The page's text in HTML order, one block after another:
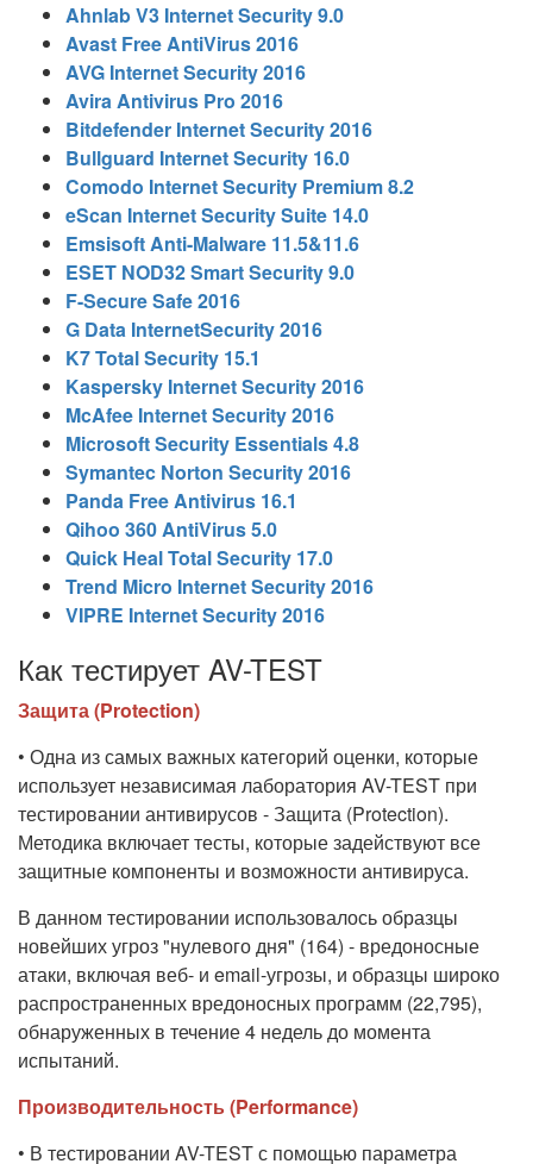
Ahnlab V3 Internet Security 9.0
Avast Free AntiVirus 2016
AVG Internet Security 2016
Avira Antivirus Pro 2016
Bitdefender Internet Security 2016
Bullguard Internet Security 16.0
Comodo Internet Security Premium 8.2
eScan Internet Security Suite 14.0
Emsisoft Anti-Malware 11.5&11.6
ESET NOD32 Smart Security 9.0
F-Secure Safe 2016
G Data InternetSecurity 2016
K7 Total Security 15.1
Kaspersky Internet Security 2016
McAfee Internet Security 2016
Microsoft Security Essentials 4.8
Symantec Norton Security 2016
Panda Free Antivirus 16.1
Qihoo 360 AntiVirus 5.0
Quick Heal Total Security 17.0
Trend Micro Internet Security 2016
VIPRE Internet Security 2016
Как тестирует AV-TEST
Защита (Protection)
• Одна из самых важных категорий оценки, которые
использует независимая лаборатория AV-TEST при
тестировании антивирусов - Защита (Protection).
Методика включает тесты, которые задействуют все
защитные компоненты и возможности антивируса.
В данном тестировании использовалось образцы
новейших угроз "нулевого дня" (164) - вредоносные
атаки, включая веб- и email-угрозы, и образцы широко
распространенных вредоносных программ (22,795),
обнаруженных в течение 4 недель до момента
испытаний.
Производительность (Performance)
• В тестировании AV-TEST с помощью параметра